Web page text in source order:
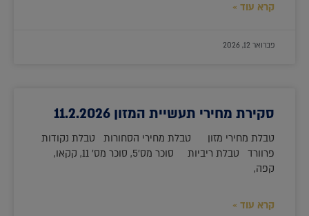
קרא עוד »
פברואר 12, 2026
סקירת מחירי תעשיית המזון 11.2.2026
טבלת מחירי מזון טבלת מחירי הסחורות טבלת נקודות
פרוורד טבלת ריביות סוכר מס'5, סוכר מס' 11, קקאו,
קפה,
קרא עוד »